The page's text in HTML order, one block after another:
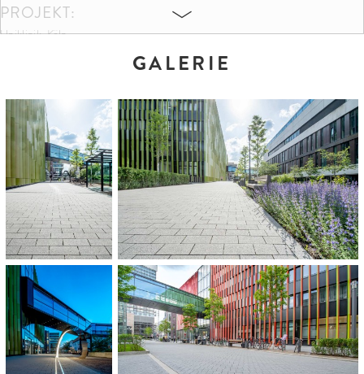
PROJEKT:
Uniklinik, Köln
FARBEN UND FORMATE:
Granitgrau
100 x 100 x 14 cm
100 x 100 x 8 cm
30 x 15 x 12 cm
30 x 15 x 8 cm
20 x 15 x 16 cm
und Diagonalstein
Granitdunkelgrau
100 x 100 x 14 cm
100 x 100 x 8 cm
30 x 15 x 12 cm
30 x 15 x 8 cm
20 x 15 x 16 cm
und Diagonalstein
GALERIE